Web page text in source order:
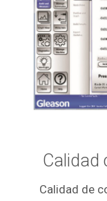
Calidad
Calidad de